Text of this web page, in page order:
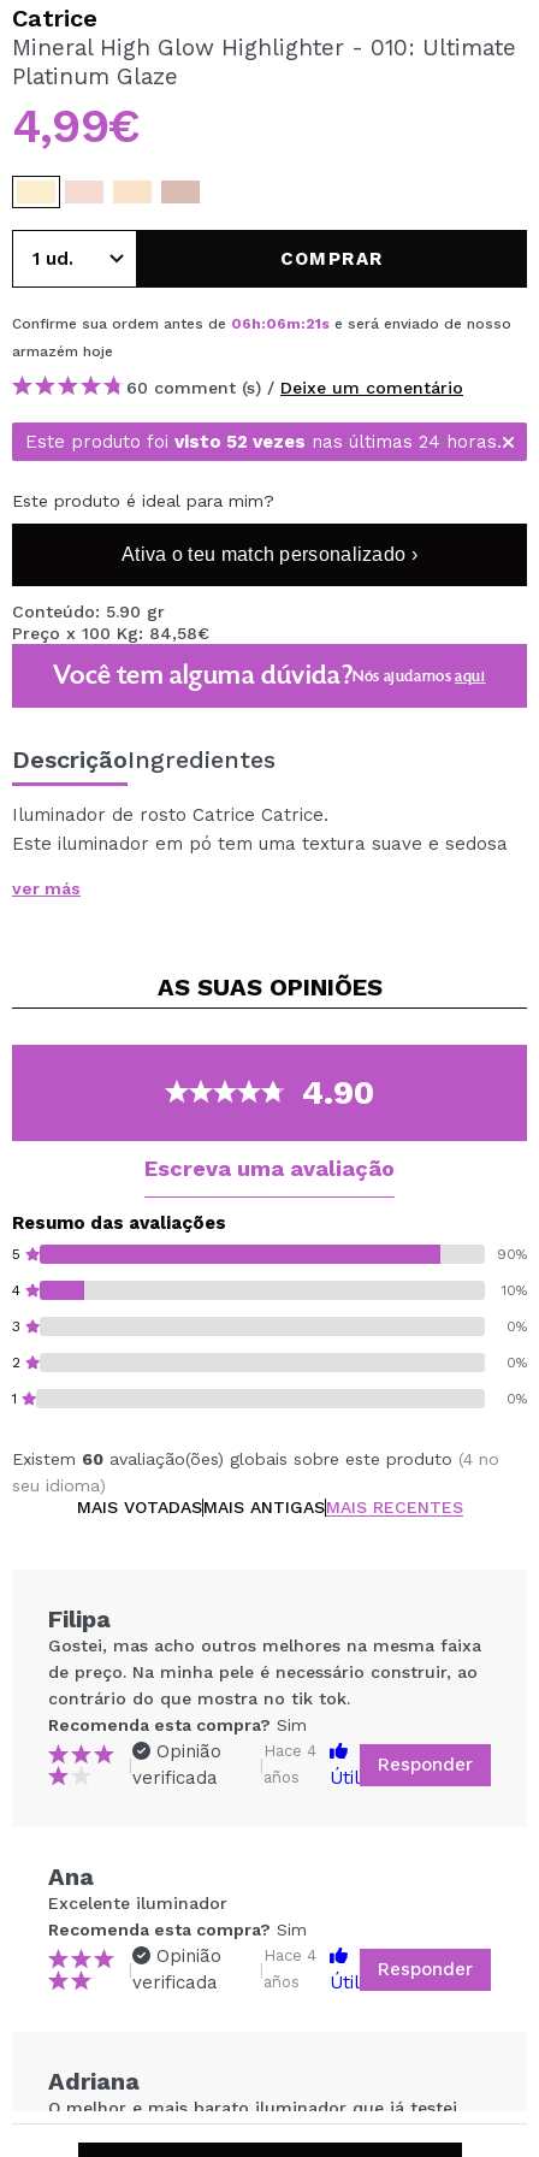
Ao criar uma conta no Maquibeauty.pt pode fazer as suas
compras rapidamente, verificar o estado das suas
CRIAR CONTA
Catrice
Mineral High Glow Highlighter - 010: Ultimate
Platinum Glaze
4,99€
COMPRAR
Confirme sua ordem antes de 06h:06m:20s e será enviado de nosso
armazém hoje
60 comment (s) / Deixe um comentário
Este produto foi visto 52 vezes nas últimas 24 horas.
Este produto é ideal para mim?
Ativa o teu match personalizado ›
Conteúdo: 5.90 gr
Preço x 100 Kg: 84,58€
Você tem alguma dúvida?Nós ajudamosaqui
DescriçãoIngredientes
Iluminador de rosto Catrice Catrice.
Este iluminador em pó tem uma textura suave e sedosa
Sua fórmula se integra à pele para conseguir um look
possa selecionar a que mais gosta.
ver más
AS SUAS OPINIÕES
4.90
Escreva uma avaliação
Resumo das avaliações
5 90%
4 10%
3 0%
2 0%
1 0%
Existem 60 avaliação(ões) globais sobre este produto (4 no
seu idioma)
MAIS VOTADASMAIS ANTIGASMAIS RECENTES
Recomenda esta compra? Sim Não
5/5
Filipa
Gostei, mas acho outros melhores na mesma faixa
de preço. Na minha pele é necessário construir, ao
contrário do que mostra no tik tok.
Recomenda esta compra? Sim
|
Opinião
verificada
|
Hace 4
años
Útil
Responder
Ana
Excelente iluminador
Recomenda esta compra? Sim
|
Opinião
verificada
|
Hace 4
años
Útil
Responder
Adriana
O melhor e mais barato iluminador que já testei.